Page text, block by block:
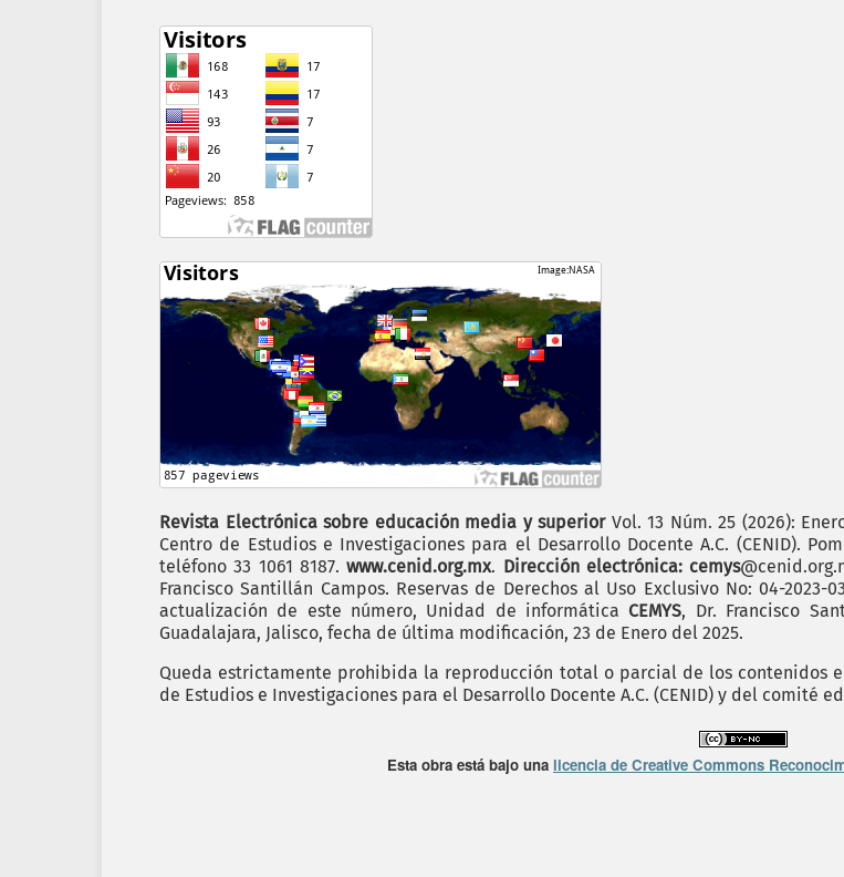
Revista Electrónica sobre educación media y superior Vol. 13 Núm. 25 (2026):
Centro de Estudios e Investigaciones para el Desarrollo Docente A.C. (CENID).
teléfono 33 1061 8187.www.cenid.org.mx. Dirección electrónica: cemys
Francisco Santillán Campos. Reservas de Derechos al Uso Exclusivo No: 04-2023-
actualización de este número, Unidad de informática CEMYS, Dr. Francisco
Guadalajara, Jalisco, fecha de última modificación, 23 de Enero del 2025.
Queda estrictamente prohibida la reproducción total o parcial de los contenidos
de Estudios e Investigaciones para el Desarrollo Docente A.C. (CENID) y del comité
Esta obra está bajo una licencia de Creative Commons